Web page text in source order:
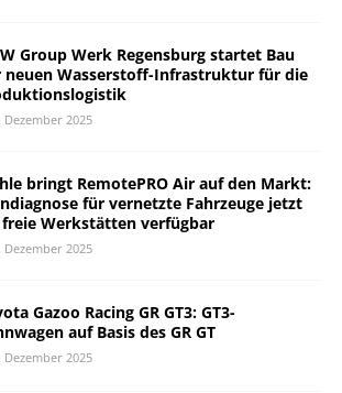
Group Werk Regensburg startet Bau
neuen Wasserstoff-Infrastruktur für die
Dezember 2025
bringt RemotePRO Air auf den Markt:
für vernetzte Fahrzeuge jetzt
Werkstätten verfügbar
Dezember 2025
Gazoo Racing GR GT3: GT3-
auf Basis des GR GT
Dezember 2025